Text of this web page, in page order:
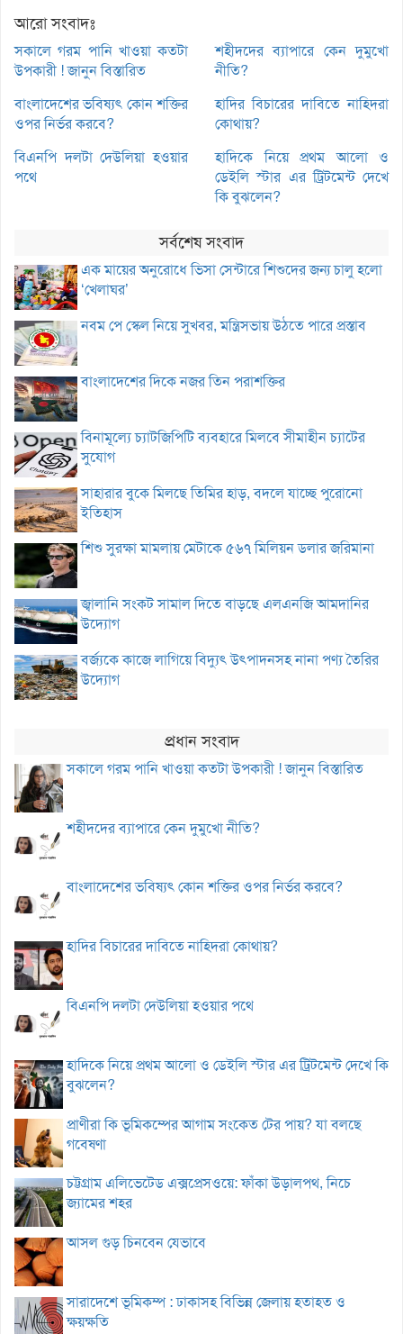
আরো সংবাদঃ
সকালে গরম পানি খাওয়া কতটা
উপকারী ! জানুন বিস্তারিত
শহীদদের ব্যাপারে কেন দুমুখো
নীতি?
বাংলাদেশের ভবিষ্যৎ কোন শক্তির
ওপর নির্ভর করবে?
হাদির বিচারের দাবিতে নাহিদরা
কোথায়?
বিএনপি দলটা দেউলিয়া হওয়ার
পথে
হাদিকে নিয়ে প্রথম আলো ও
ডেইলি স্টার এর ট্রিটমেন্ট দেখে
কি বুঝলেন?
সর্বশেষ সংবাদ
এক মায়ের অনুরোধে ভিসা সেন্টারে শিশুদের জন্য চালু হলো
‘খেলাঘর’
নবম পে স্কেল নিয়ে সুখবর, মন্ত্রিসভায় উঠতে পারে প্রস্তাব
বাংলাদেশের দিকে নজর তিন পরাশক্তির
বিনামূল্যে চ্যাটজিপিটি ব্যবহারে মিলবে সীমাহীন চ্যাটের
সুযোগ
সাহারার বুকে মিলছে তিমির হাড়, বদলে যাচ্ছে পুরোনো
ইতিহাস
শিশু সুরক্ষা মামলায় মেটাকে ৫৬৭ মিলিয়ন ডলার জরিমানা
জ্বালানি সংকট সামাল দিতে বাড়ছে এলএনজি আমদানির
উদ্যোগ
বর্জ্যকে কাজে লাগিয়ে বিদ্যুৎ উৎপাদনসহ নানা পণ্য তৈরির
উদ্যোগ
প্রধান সংবাদ
সকালে গরম পানি খাওয়া কতটা উপকারী ! জানুন বিস্তারিত
শহীদদের ব্যাপারে কেন দুমুখো নীতি?
বাংলাদেশের ভবিষ্যৎ কোন শক্তির ওপর নির্ভর করবে?
হাদির বিচারের দাবিতে নাহিদরা কোথায়?
বিএনপি দলটা দেউলিয়া হওয়ার পথে
হাদিকে নিয়ে প্রথম আলো ও ডেইলি স্টার এর ট্রিটমেন্ট দেখে কি
বুঝলেন?
প্রাণীরা কি ভূমিকম্পের আগাম সংকেত টের পায়? যা বলছে
গবেষণা
চট্টগ্রাম এলিভেটেড এক্সপ্রেসওয়ে: ফাঁকা উড়ালপথ, নিচে
জ্যামের শহর
আসল গুড় চিনবেন যেভাবে
সারাদেশে ভূমিকম্প : ঢাকাসহ বিভিন্ন জেলায় হতাহত ও
ক্ষয়ক্ষতি